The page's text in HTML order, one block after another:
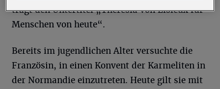
trägt den Untertitel „Theresia von Lisieux für
Menschen von heute“.
Bereits im jugendlichen Alter versuchte die
Französin, in einen Konvent der Karmeliten in
der Normandie einzutreten. Heute gilt sie mit